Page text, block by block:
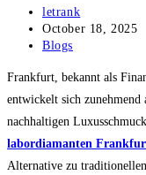
Post
author:
letrank
Post
published:
October 18, 2025
Post
Blogs
Frankfurt, bekannt als
entwickelt sich
nachhaltigen
labordiamanten
Alternative zu